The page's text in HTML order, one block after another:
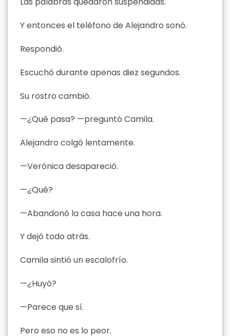
Y entonces el teléfono de Alejandro sonó.
Respondió.
Escuchó durante apenas diez segundos.
Su rostro cambió.
—¿Qué pasa? —preguntó Camila.
Alejandro colgó lentamente.
—Verónica desapareció.
—¿Qué?
—Abandonó la casa hace una hora.
Y dejó todo atrás.
Camila sintió un escalofrío.
—¿Huyó?
—Parece que sí.
Pero eso no es lo peor.